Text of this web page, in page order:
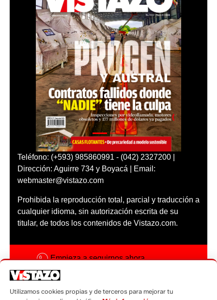
Teléfono: (+593) 985860991 - (042) 2327200 |
Dirección: Aguirre 734 y Boyacá | Email:
webmaster@vistazo.com
Prohibida la reproducción total, parcial y traducción a
cualquier idioma, sin autorización escrita de su
titular, de todos los contenidos de Vistazo.com.
Empieza a seguirnos ahora
Código ética
Utilizamos cookies propias y de terceros para mejorar tu